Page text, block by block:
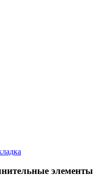
элементы